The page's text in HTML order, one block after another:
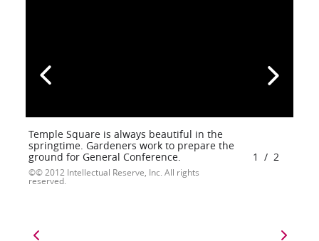
Temple Square is always beautiful in the
springtime. Gardeners work to prepare the
ground for General Conference.
© 2012 Intellectual Reserve, Inc. All rights
reserved.
1 / 2